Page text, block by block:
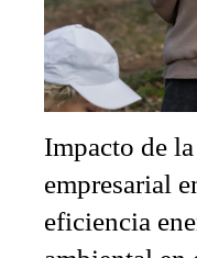
Impacto de
empresarial
eficiencia